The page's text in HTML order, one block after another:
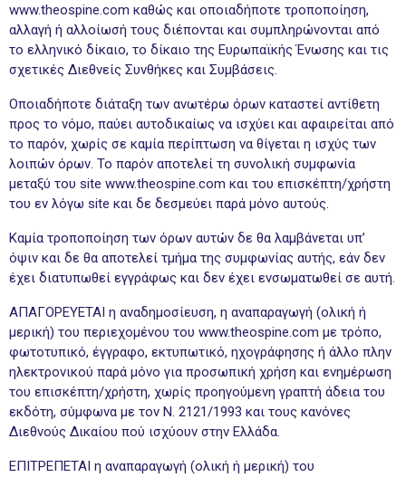
www.theospine.com καθώς και οποιαδήποτε τροποποίηση,
αλλαγή ή αλλοίωσή τους διέπονται και συμπληρώνονται από
το ελληνικό δίκαιο, το δίκαιο της Ευρωπαϊκής Ένωσης και τις
σχετικές Διεθνείς Συνθήκες και Συμβάσεις.
Οποιαδήποτε διάταξη των ανωτέρω όρων καταστεί αντίθετη
προς το νόμο, παύει αυτοδικαίως να ισχύει και αφαιρείται από
το παρόν, χωρίς σε καμία περίπτωση να θίγεται η ισχύς των
λοιπών όρων. Το παρόν αποτελεί τη συνολική συμφωνία
μεταξύ του site www.theospine.com και του επισκέπτη/χρήστη
του εν λόγω site και δε δεσμεύει παρά μόνο αυτούς.
Καμία τροποποίηση των όρων αυτών δε θα λαμβάνεται υπ’
όψιν και δε θα αποτελεί τμήμα της συμφωνίας αυτής, εάν δεν
έχει διατυπωθεί εγγράφως και δεν έχει ενσωματωθεί σε αυτή.
ΑΠΑΓΟΡΕΥΕΤΑΙ η αναδημοσίευση, η αναπαραγωγή (ολική ή
μερική) του περιεχομένου τoυ www.theospine.com με τρόπο,
φωτοτυπικό, έγγραφο, εκτυπωτικό, ηχογράφησης ή άλλο πλην
ηλεκτρονικού παρά μόνο για προσωπική χρήση και ενημέρωση
του επισκέπτη/χρήστη, χωρίς προηγούμενη γραπτή άδεια του
εκδότη, σύμφωνα με τον Ν. 2121/1993 και τους κανόνες
Διεθνούς Δικαίου πού ισχύουν στην Ελλάδα.
ΕΠΙΤΡΕΠΕΤΑΙ η αναπαραγωγή (ολική ή μερική) του